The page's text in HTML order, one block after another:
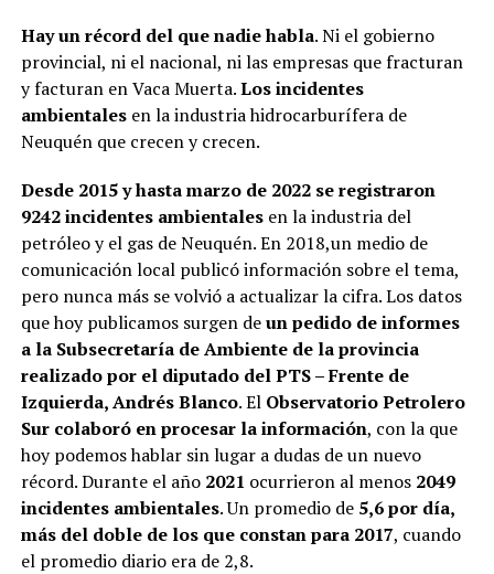
Hay un récord del que nadie habla. Ni el gobierno
provincial, ni el nacional, ni las empresas que fracturan
y facturan en Vaca Muerta.Los incidentes
ambientalesen la industria hidrocarburífera de
Neuquén que crecen y crecen.
Desde 2015 y hasta marzo de 2022 se registraron
9242 incidentes ambientalesen la industria del
petróleo y el gas de Neuquén. En 2018,un medio de
comunicación local publicó información sobre el tema,
pero nunca más se volvió a actualizar la cifra. Los datos
que hoy publicamos surgen deun pedido de informes
a la Subsecretaría de Ambiente de la provincia
realizado por el diputado del PTS – Frente de
Izquierda, Andrés Blanco. El Observatorio Petrolero
Sur colaboró en procesar la información, con la que
hoy podemos hablar sin lugar a dudas de un nuevo
récord. Durante el año 2021 ocurrieron al menos 2049
incidentes ambientales. Un promedio de 5,6 por día,
más del doble de los que constan para 2017, cuando
el promedio diario era de 2,8.